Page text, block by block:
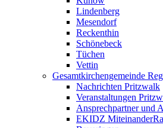
Lindenberg
Mesendorf
Reckenthin
Schönebeck
Tüchen
Vettin
Gesamtkirchengemeinde
Nachrichten Pritzwalk
Veranstaltungen
Ansprechpartner und
EKIDZ